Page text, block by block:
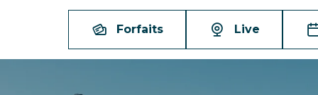
Forfaits Live